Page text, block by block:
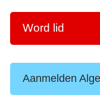
Word lid
Aanmelden